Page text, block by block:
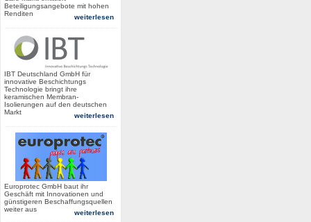
Beteiligungsangebote mit hohen
Renditen
weiterlesen
IBT Deutschland GmbH für
innovative Beschichtungs
Technologie bringt ihre
keramischen Membran-
Isolierungen auf den deutschen
Markt
weiterlesen
Europrotec GmbH baut ihr
Geschäft mit Innovationen und
günstigeren Beschaffungsquellen
weiter aus
weiterlesen